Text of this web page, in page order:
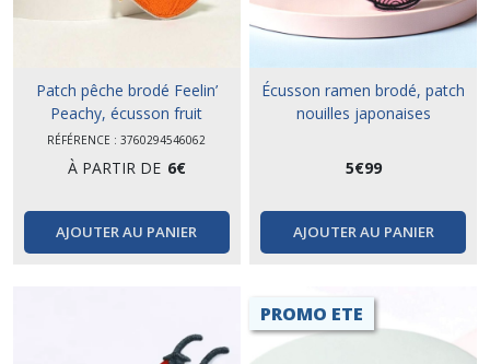
Patch pêche brodé Feelin’
Peachy, écusson fruit
thermocollant
RÉFÉRENCE : 3760294546062
À PARTIR DE 6€
AJOUTER AU PANIER
Écusson ramen brodé, patch
nouilles japonaises
5€99
AJOUTER AU PANIER
PROMO ETE